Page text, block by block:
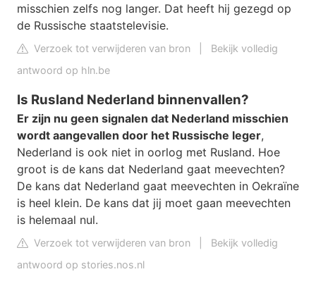
misschien zelfs nog langer. Dat heeft hij gezegd op
de Russische staatstelevisie.
Verzoek tot verwijderen van bron
Bekijk volledig
antwoord op hln.be
Is Rusland Nederland binnenvallen?
Er zijn nu geen signalen dat Nederland misschien
wordt aangevallen door het Russische leger,
Nederland is ook niet in oorlog met Rusland. Hoe
groot is de kans dat Nederland gaat meevechten?
De kans dat Nederland gaat meevechten in Oekraïne
is heel klein. De kans dat jij moet gaan meevechten
is helemaal nul.
Verzoek tot verwijderen van bron
Bekijk volledig
antwoord op stories.nos.nl